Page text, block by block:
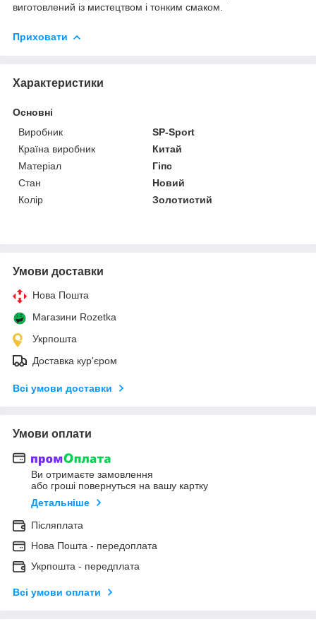
виготовлений із мистецтвом і тонким смаком.
Приховати
Характеристики
Основні
Виробник
SP-Sport
Країна виробник
Китай
Матеріал
Гіпс
Стан
Новий
Колір
Золотистий
Умови доставки
Нова Пошта
Магазини Rozetka
Укрпошта
Доставка кур'єром
Всі умови доставки
Умови оплати
Ви отримаєте замовлення
або гроші повернуться на вашу картку
Детальніше
Післяплата
Нова Пошта - передоплата
Укрпошта - передплата
Всі умови оплати